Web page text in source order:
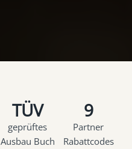
TÜV
geprüftes
Ausbau Buch
9
Partner
Rabattcodes